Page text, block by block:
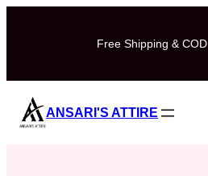
Free Shipping & COD
ANSARI'S ATTIRE